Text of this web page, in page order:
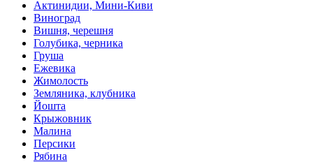
Актинидии, Мини-Киви
Виноград
Вишня, черешня
Голубика, черника
Груша
Ежевика
Жимолость
Земляника, клубника
Йошта
Крыжовник
Малина
Персики
Рябина